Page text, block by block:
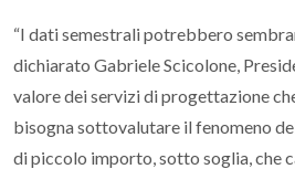
“I dati semestrali potrebbero
dichiarato Gabriele Scicolone,
valore dei servizi di progettazione
bisogna sottovalutare il fenomeno
di piccolo importo, sotto soglia, che